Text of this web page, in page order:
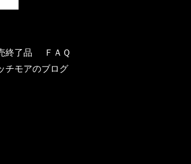
終了品
ＦＡＱ
チモアのブログ